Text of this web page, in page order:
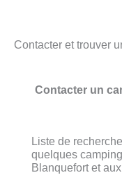
Contacter et trouver
Contacter un
Liste de
quelques
Blanquefort et